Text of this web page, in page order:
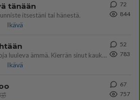
tänään
itsestäni tai hänestä.
Ikävä
72
844
Olet pelkkä itsestään liikoja luuleva ämmä. Kierrän sinut kaukaa nyt ja aina. Olit mulle pelkkä lelu vaan.
Ikävä
52
783
67
757